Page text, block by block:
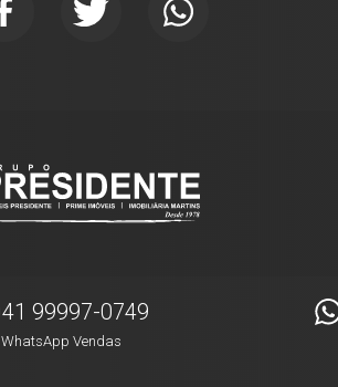
41 99997-0749
WhatsApp Vendas